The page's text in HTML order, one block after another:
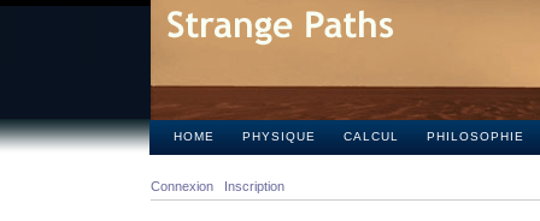
HOME PHYSIQUE CALCUL PHILOSOPHIE
Connexion Inscription